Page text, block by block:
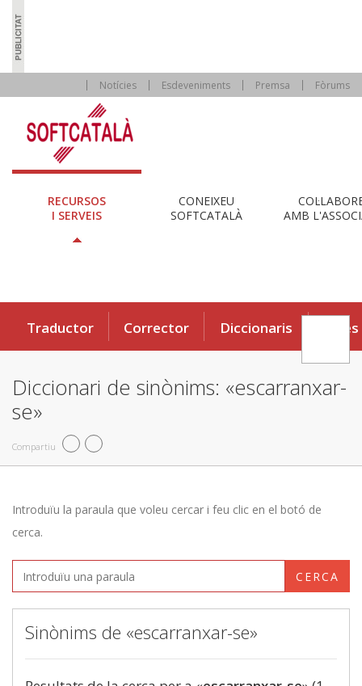
Notícies Esdeveniments Premsa Fòrums
RECURSOS
I SERVEIS
CONEIXEU
SOFTCATALÀ
AMB
Traductor Corrector Diccionaris Eines
Diccionari de sinònims: «escarranxar-
se»
Compartiu
Introduïu la paraula que voleu cercar i feu clic en el botó de
cerca.
CERCA
Sinònims de «escarranxar-se»